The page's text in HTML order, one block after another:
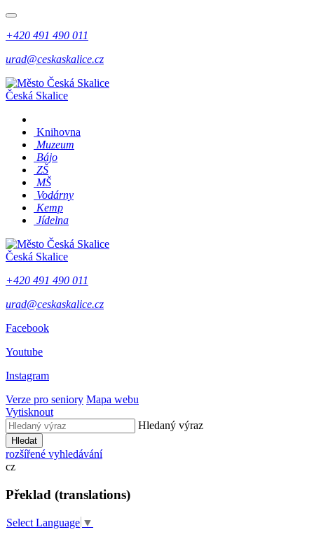
+420 491 490 011
urad@ceskaskalice.cz
Česká Skalice
Knihovna
Muzeum
Bájo
ZŠ
MŠ
Vodárny
Kemp
Jídelna
Česká Skalice
+420 491 490 011
urad@ceskaskalice.cz
Facebook
Youtube
Instagram
Verze pro seniory Mapa webu
Vytisknout
Hledaný výraz
Hledat
rozšířené vyhledávání
cz
Překlad (translations)
Select Language ▼